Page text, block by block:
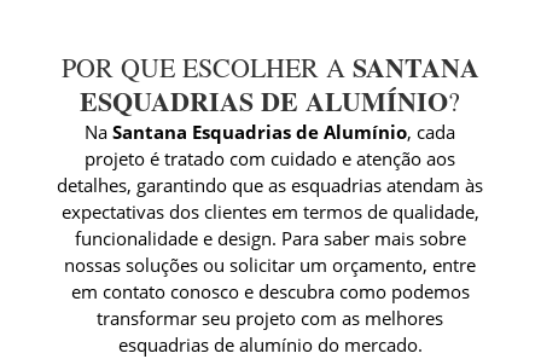
POR QUE ESCOLHER A SANTANA
ESQUADRIAS DE ALUMÍNIO?
NaSantana Esquadrias de Alumínio, cada
projeto é tratado com cuidado e atenção aos
detalhes, garantindo que as esquadrias atendam às
expectativas dos clientes em termos de qualidade,
funcionalidade e design. Para saber mais sobre
nossas soluções ou solicitar um orçamento, entre
em contato conosco e descubra como podemos
transformar seu projeto com as melhores
esquadrias de alumínio do mercado.